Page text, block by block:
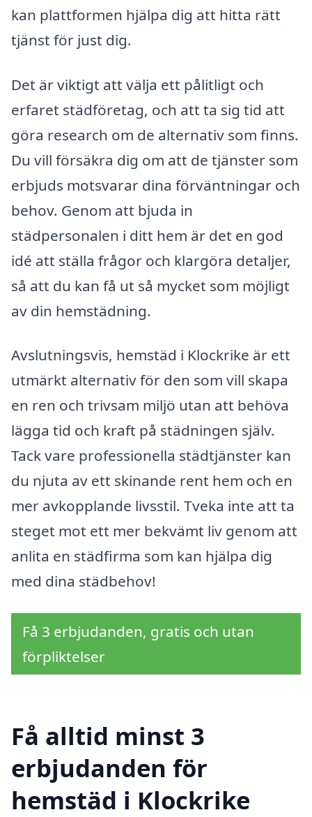
kan plattformen hjälpa dig att hitta rätt
tjänst för just dig.
Det är viktigt att välja ett pålitligt och
erfaret städföretag, och att ta sig tid att
göra research om de alternativ som finns.
Du vill försäkra dig om att de tjänster som
erbjuds motsvarar dina förväntningar och
behov. Genom att bjuda in
städpersonalen i ditt hem är det en god
idé att ställa frågor och klargöra detaljer,
så att du kan få ut så mycket som möjligt
av din hemstädning.
Avslutningsvis, hemstäd i Klockrike är ett
utmärkt alternativ för den som vill skapa
en ren och trivsam miljö utan att behöva
lägga tid och kraft på städningen själv.
Tack vare professionella städtjänster kan
du njuta av ett skinande rent hem och en
mer avkopplande livsstil. Tveka inte att ta
steget mot ett mer bekvämt liv genom att
anlita en städfirma som kan hjälpa dig
med dina städbehov!
Få 3 erbjudanden, gratis och utan
förpliktelser
Få alltid minst 3
erbjudanden för
hemstäd i Klockrike